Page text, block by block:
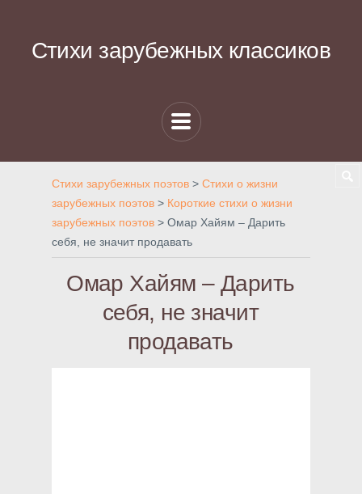
Стихи зарубежных классиков
Стихи зарубежных поэтов > Стихи о жизни
зарубежных поэтов > Короткие стихи о жизни
зарубежных поэтов > Омар Хайям – Дарить
себя, не значит продавать
Омар Хайям – Дарить
себя, не значит
продавать